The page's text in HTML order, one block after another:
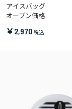
アイスバッグ
オープン価格
￥2,970